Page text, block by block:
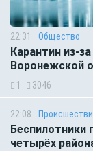
22:31 Общество
Карантин из-
Воронежской
1 3046
22:08
Беспилотники
четырёх